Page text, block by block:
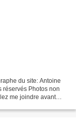
du site: Antoine
réservés Photos non
me joindre avant